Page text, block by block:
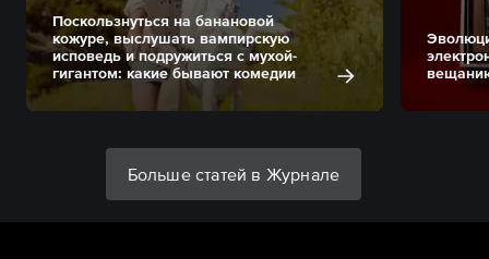
Поскользнуться на банановой
кожуре, выслушать вампирскую
исповедь и подружиться с мухой-
гигантом: какие бывают комедии
Больше статей в Журнале